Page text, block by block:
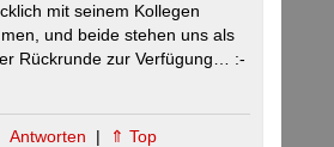
mit seinem Kollegen
und beide stehen uns als
Rückrunde zur Verfügung… :-
Antworten | ⇑ Top